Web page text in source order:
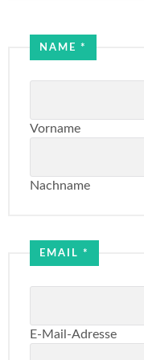
NAME *
Vorname
Nachname
Email
Name
EMAIL *
E-Mail-Adresse